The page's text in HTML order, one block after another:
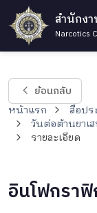
สำนักง
Narcotics
ย้อนกลับ
หน้าแรก
สื่อป
วันต่อต้านยาเ
รายละเอียด
อินโฟกรา